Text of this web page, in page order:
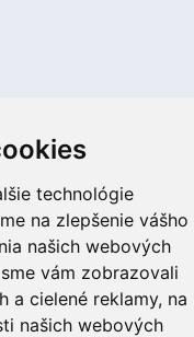
technológie
na zlepšenie vášho
našich webových
vám zobrazovali
a cielené reklamy, na
našich webových